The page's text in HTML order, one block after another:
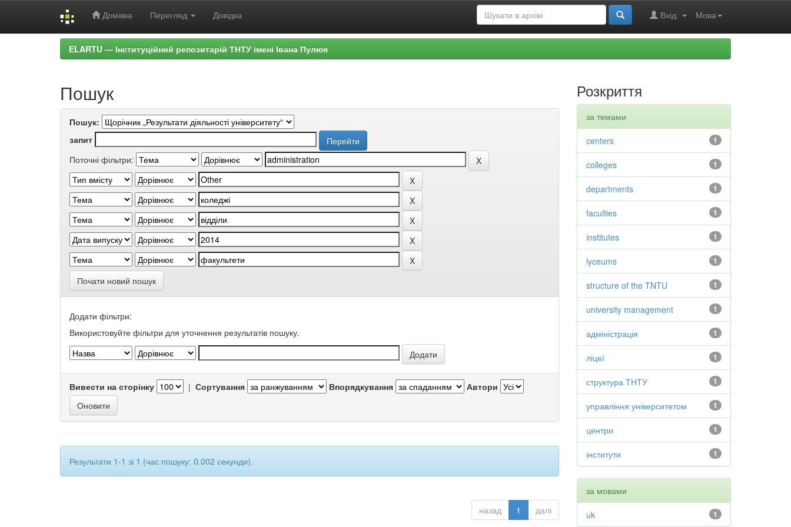
Домівка Перегляд Довідка Мова
Вхід:
ELARTU — Інституційний репозитарій ТНТУ імені Івана Пулюя
Пошук
Пошук:
запит
Поточні фільтри:
Почати новий пошук
Додати фільтри:
Використовуйте фільтри для уточнення результатів пошуку.
Вивести на сторінку | Сортування Впорядкування Автори
Результати 1-1 зі 1 (час пошуку: 0.002 секунди).
назад 1 далі
Розкриття
за темами
1
centers
1
colleges
1
departments
1
faculties
1
institutes
1
lyceums
1
structure of the TNTU
1
university management
1
адміністрація
1
ліцеї
1
структура ТНТУ
1
управління університетом
1
центри
1
інститути
за мовами
1
uk